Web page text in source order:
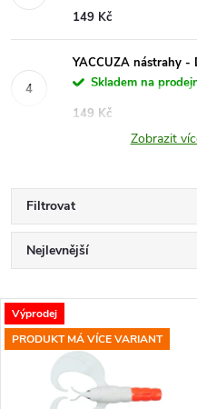
149 Kč
YACCUZA nástrahy -
Skladem na
149 Kč
Zobrazit
Filtrovat
Ř
a
z
Nejlevnější
Nejprodávanější
Abecedně
V
ý
Výprodej
PRODUKT MÁ VÍCE VARIANT